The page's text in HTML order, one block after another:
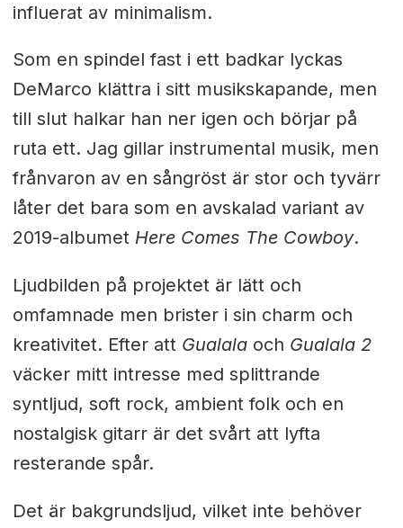
influerat av minimalism.
Som en spindel fast i ett badkar lyckas
DeMarco klättra i sitt musikskapande, men
till slut halkar han ner igen och börjar på
ruta ett. Jag gillar instrumental musik, men
frånvaron av en sångröst är stor och tyvärr
låter det bara som en avskalad variant av
2019-albumet Here Comes The Cowboy.
Ljudbilden på projektet är lätt och
omfamnade men brister i sin charm och
kreativitet. Efter attGualala och Gualala 2
väcker mitt intresse med splittrande
syntljud, soft rock, ambient folk och en
nostalgisk gitarr är det svårt att lyfta
resterande spår.
Det är bakgrundsljud, vilket inte behöver